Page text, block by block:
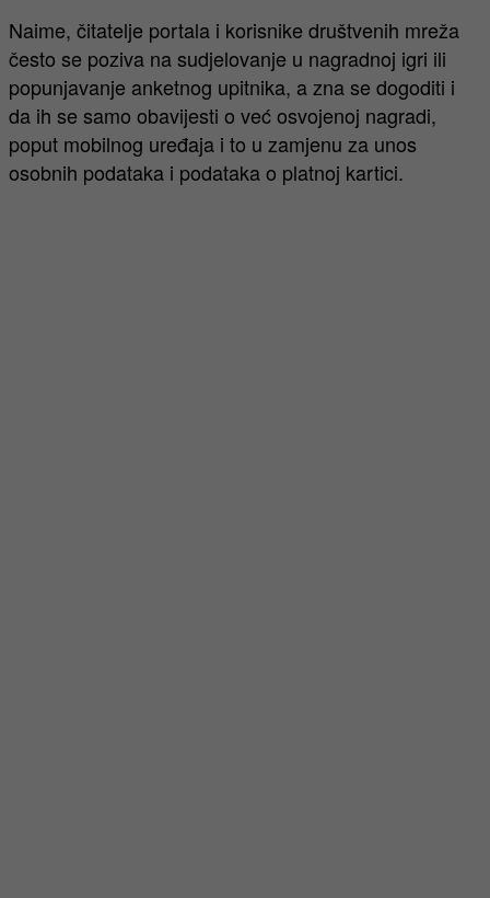
Naime, čitatelje portala i korisnike društvenih mreža
često se poziva na sudjelovanje u nagradnoj igri ili
popunjavanje anketnog upitnika, a zna se dogoditi i
da ih se samo obavijesti o već osvojenoj nagradi,
poput mobilnog uređaja i to u zamjenu za unos
osobnih podataka i podataka o platnoj kartici.